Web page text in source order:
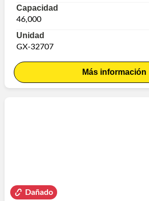
Capacidad
46,000
Unidad
GX-32707
Más información
Dañado